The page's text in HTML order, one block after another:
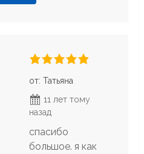
от: Татьяна
11 лет тому
назад
спасибо
большое. я как